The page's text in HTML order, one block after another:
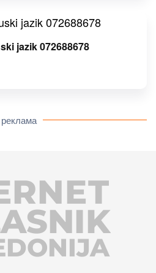
jazik 072688678
реклама